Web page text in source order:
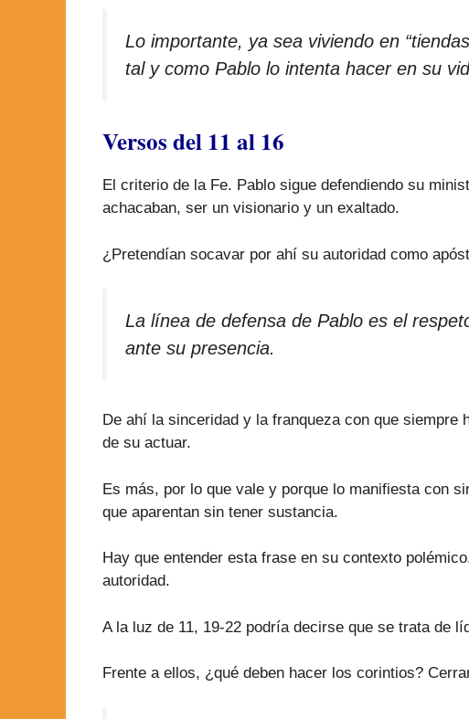
Lo importante, ya sea viviendo en
tal y como Pablo lo intenta hacer en su
Versos del 11 al 16
El criterio de la Fe. Pablo sigue defendiendo su
achacaban, ser un visionario y un exaltado.
¿Pretendían socavar por ahí su autoridad como
La línea de defensa de Pablo es el
ante su presencia.
De ahí la sinceridad y la franqueza con que
de su actuar.
Es más, por lo que vale y porque lo manifiesta con
que aparentan sin tener sustancia.
Hay que entender esta frase en su contexto
autoridad.
A la luz de 11, 19-22 podría decirse que se trata de
Frente a ellos, ¿qué deben hacer los corintios?